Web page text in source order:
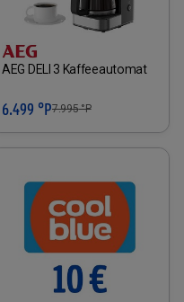
AEG DELI 3 Kaffeeautomat
6.499 °P7.995°P